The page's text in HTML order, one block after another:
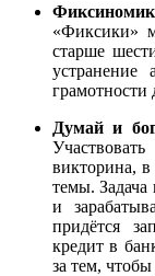
«Фиксики»
старше
грамотности
Думай и
викторина, в
темы.
и
придётся
кредит в
за тем,